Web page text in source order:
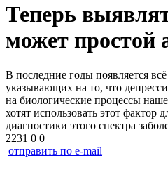
Теперь
может простой
В последние годы появляется
указывающих на то, что
на биологические процессы
хотят использовать этот фактор
диагностики этого спектра
2231 0 0
отправить по e-mail